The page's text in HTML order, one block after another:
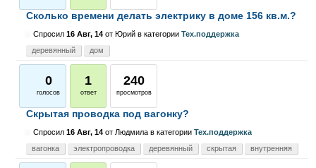
Сколько времени делать электрику в доме 156 кв.м.?
Спросил 16 Авг, 14 от Юрий в категории Тех.поддержка
деревянный
дом
0
голосов
1
ответ
240
просмотров
Скрытая проводка под вагонку?
Спросил 16 Авг, 14 от Людмила в категории Тех.поддержка
вагонка
электропроводка деревянный скрытая внутренняя